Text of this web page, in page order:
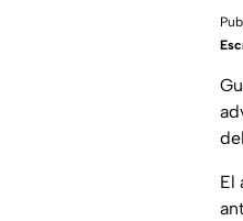
El